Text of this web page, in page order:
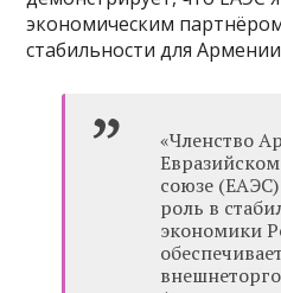
экономическим
стабильности для
«Членство
союзе
роль в
экономики